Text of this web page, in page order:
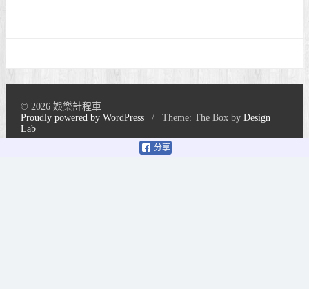
分享
© 2026 娛樂計程車
Proudly powered by WordPress
/ Theme: The Box byDesign
Lab